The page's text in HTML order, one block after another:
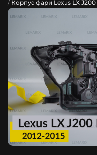
Корпус фари Lexus LX J200